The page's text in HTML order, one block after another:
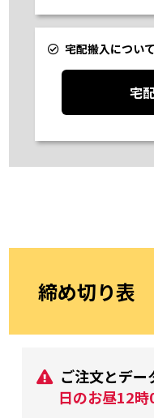
宅配搬入について
宅
締め切り表
ご注文とデ
日のお昼12時